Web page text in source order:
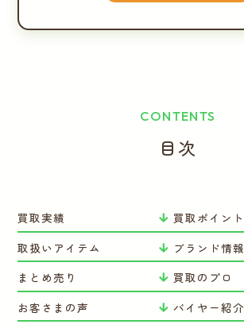
CONTENTS
目次
買取実績
買取ポイント
取扱いアイテム
ブランド情報
まとめ売り
買取のプロ
お客さまの声
バイヤー紹介